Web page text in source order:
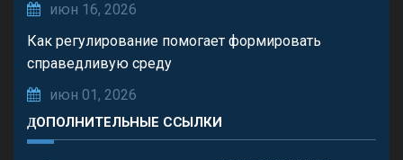
июн 16, 2026
Как регулирование помогает формировать
справедливую среду
июн 01, 2026
ДОПОЛНИТЕЛЬНЫЕ ССЫЛКИ